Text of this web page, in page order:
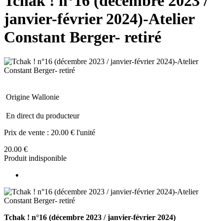
janvier-février 2024)-Atelier
Constant Berger- retiré
Origine Wallonie
En direct du producteur
Prix de vente : 20.00 € l'unité
20.00 €
Produit indisponible
Tchak ! n°16 (décembre 2023 / janvier-février 2024)